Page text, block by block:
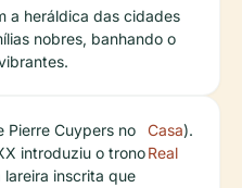
a heráldica das cidades
nobres, banhando o
Pierre Cuypers no
introduziu o trono
lareira inscrita que
Casa
Real
).